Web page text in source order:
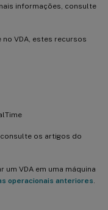
informações, consulte
VDA, estes recursos
os artigos do
VDA em uma máquina
operacionais anteriores